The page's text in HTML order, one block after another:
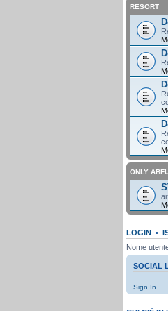
RESORT
ONLY
LOGIN •
Nome
SOCIAL
Sign In